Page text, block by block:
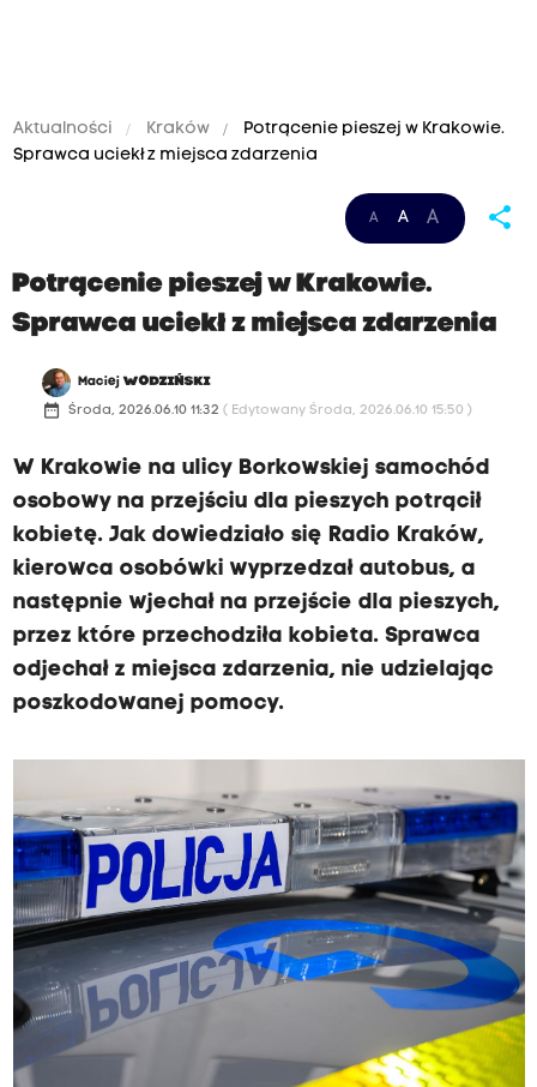
Aktualności Kraków
Potrącenie pieszej w Krakowie.
Sprawca uciekł z miejsca zdarzenia
A A A share
Potrącenie pieszej w Krakowie.
Sprawca uciekł z miejsca zdarzenia
MaciejWODZIŃSKI
date_range Środa, 2026.06.10 11:32 ( Edytowany Środa, 2026.06.10 15:50 )
W Krakowie na ulicy Borkowskiej samochód
osobowy na przejściu dla pieszych potrącił
kobietę. Jak dowiedziało się Radio Kraków,
kierowca osobówki wyprzedzał autobus, a
następnie wjechał na przejście dla pieszych,
przez które przechodziła kobieta. Sprawca
odjechał z miejsca zdarzenia, nie udzielając
poszkodowanej pomocy.